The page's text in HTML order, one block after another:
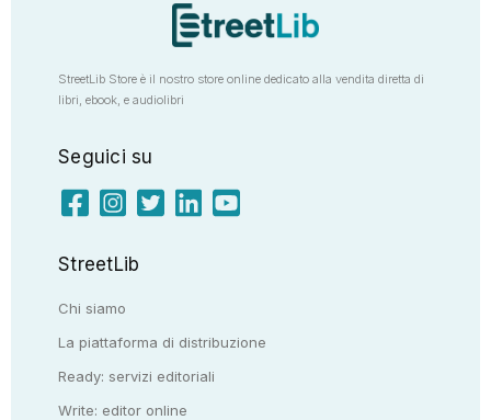
StreetLib Store è il nostro store online dedicato alla vendita diretta di
libri, ebook, e audiolibri
Seguici su
StreetLib
Chi siamo
La piattaforma di distribuzione
Ready: servizi editoriali
Write: editor online